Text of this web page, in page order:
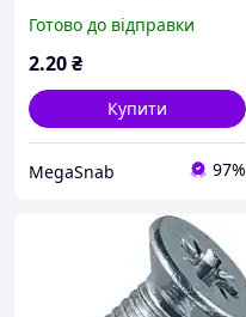
Готово до відправки
2.20₴
Купити
MegaSnab 97%